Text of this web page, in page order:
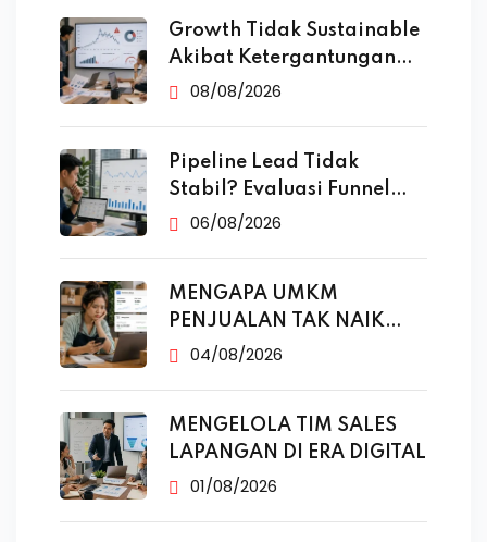
Growth Tidak Sustainable
Akibat Ketergantungan
Iklan
08/08/2026
Pipeline Lead Tidak
Stabil? Evaluasi Funnel
Marketing
06/08/2026
MENGAPA UMKM
PENJUALAN TAK NAIK
MESKI SUDAH
04/08/2026
MENGELOLA TIM SALES
LAPANGAN DI ERA DIGITAL
01/08/2026